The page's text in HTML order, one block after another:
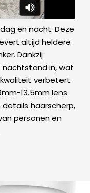
en nacht. Deze
altijd heldere
Dankzij
in, wat
verbetert.
13.5mm lens
haarscherp,
personen en